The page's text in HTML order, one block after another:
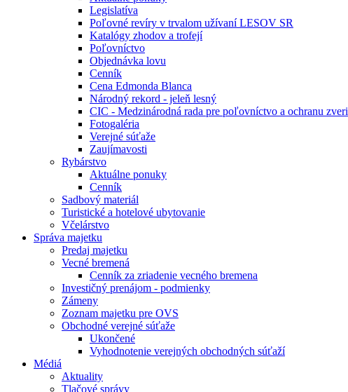
Legislatíva
Poľovné revíry v trvalom užívaní LESOV SR
Katalógy zhodov a trofejí
Poľovníctvo
Objednávka lovu
Cenník
Cena Edmonda Blanca
Národný rekord - jeleň lesný
CIC - Medzinárodná rada pre poľovníctvo a ochranu zveri
Fotogaléria
Verejné súťaže
Zaujímavosti
Rybárstvo
Aktuálne ponuky
Cenník
Sadbový materiál
Turistické a hotelové ubytovanie
Včelárstvo
Správa majetku
Predaj majetku
Vecné bremená
Cenník za zriadenie vecného bremena
Investičný prenájom - podmienky
Zámeny
Zoznam majetku pre OVS
Obchodné verejné súťaže
Ukončené
Vyhodnotenie verejných obchodných súťaží
Médiá
Aktuality
Tlačové správy